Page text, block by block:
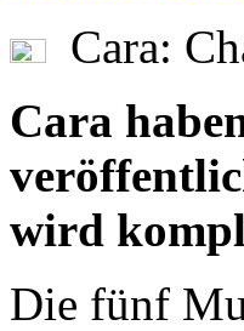
Cara:
Cara
wird
Die fünf